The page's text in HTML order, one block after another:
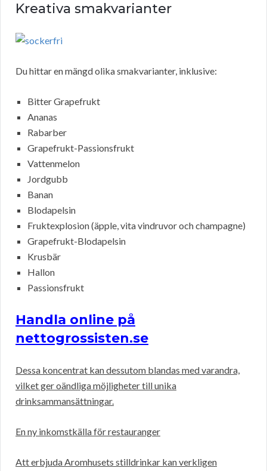
Kreativa smakvarianter
Du hittar en mängd olika smakvarianter, inklusive:
Bitter Grapefrukt
Ananas
Rabarber
Grapefrukt-Passionsfrukt
Vattenmelon
Jordgubb
Banan
Blodapelsin
Fruktexplosion (äpple, vita vindruvor och champagne)
Grapefrukt-Blodapelsin
Krusbär
Hallon
Passionsfrukt
Handla online på
nettogrossisten.se
Dessa koncentrat kan dessutom blandas med varandra,
vilket ger oändliga möjligheter till unika
drinksammansättningar.
En ny inkomstkälla för restauranger
Att erbjuda Aromhusets stilldrinkar kan verkligen